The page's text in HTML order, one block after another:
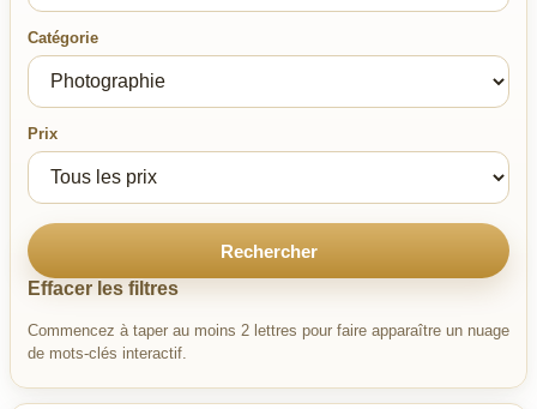
Catégorie
Prix
Rechercher
Effacer les filtres
Commencez à taper au moins 2 lettres pour faire apparaître un nuage
de mots-clés interactif.